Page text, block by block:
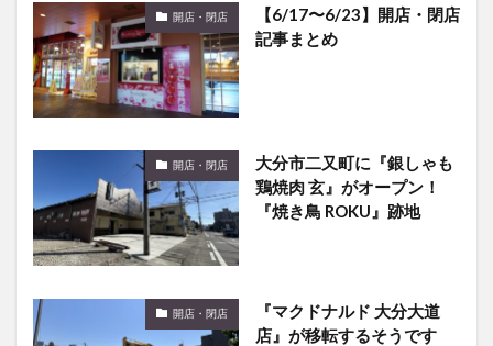
開店・閉店
【6/17〜6/23】開店・閉店
記事まとめ
開店・閉店
大分市二又町に『銀しゃも
鶏焼肉 玄』がオープン！
『焼き鳥 ROKU』跡地
開店・閉店
『マクドナルド 大分大道
店』が移転するそうです